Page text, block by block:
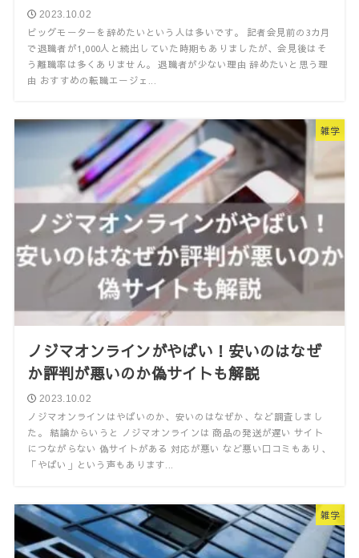
2023.10.02
ビッグモーターを辞めたいという人は多いです。 記者会見前の3カ月
で退職者が1,000人と続出していた時期もありましたが、会見後はそ
う離職率は多くありません。 退職者が少ない理由 辞めたいと思う理
由 おすすめの転職エージェ...
雑学
ノジマオンラインがやばい！安いのはなぜ
か評判が悪いのか偽サイトも解説
2023.10.02
ノジマオンラインはやばいのか、安いのはなぜか、など調査しまし
た。 結論からいうと ノジマオンラインは 商品の発送が遅い サイト
につながらない 偽サイトがある 対応が悪い など悪い口コミもあり、
「やばい」という声もあります...
雑学